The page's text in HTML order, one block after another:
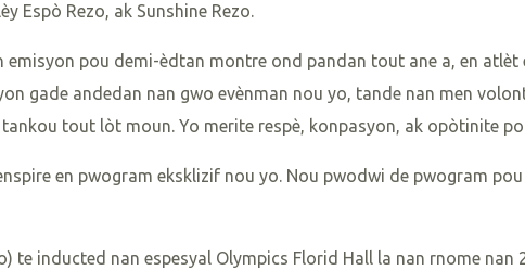
Espò Rezo, ak Sunshine Rezo.
emisyon pou demi-èdtan montre ond pandan tout ane a, en
gade andedan nan gwo evènman nou yo, tande nan men
tout lòt moun. Yo merite respè, konpasyon, ak opòtinite
en pwogram eksklizif nou yo. Nou pwodwi de pwogram
te inducted nan espesyal Olympics Florid Hall la nan rnome nan